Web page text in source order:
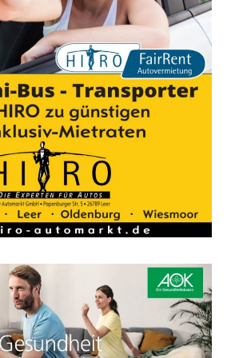
Nach­fra­ge nach Reservierungen.
sehr wich­ti­ger Schritt für die
Papen­burg. Mit dem neu­en Auf­
Port­fo­lio an Schiffs­ty­pen und
bewei­sen, dass wir füh­rend beim
Schif­fe sind. Zudem
Auf­trag auch die bis­her schwie­ri­
allem für die Jah­re 2024/2025 ver­
ist drin­gend nötig, damit der
in die­sen Jah­ren nicht sogar noch
Für das Zukunfts­pro­gramm
abso­lut not­wen­dig“, so Tho­mas
der MEYER WERFT.
der M/Y Njord